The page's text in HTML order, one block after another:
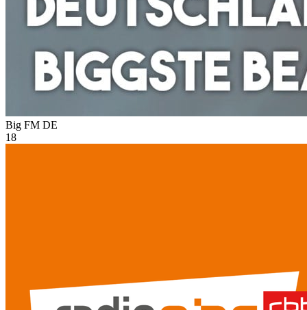
Big FM DE
18